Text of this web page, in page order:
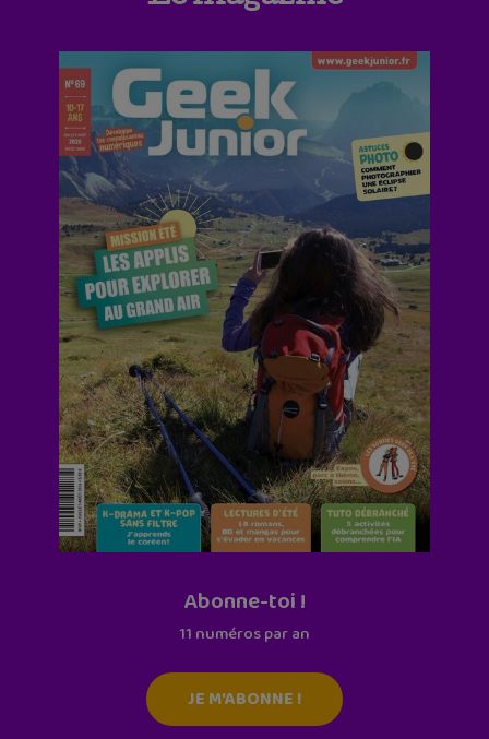
Abonne-toi !
11 numéros par an
JE M'ABONNE !